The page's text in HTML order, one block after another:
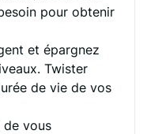
pour obtenir
et épargnez
Twister
de vie de vos
de vous